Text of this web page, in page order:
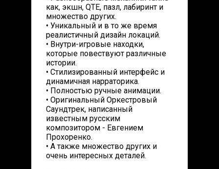
как, экшн, QTE, пазл, лабиринт и
множество других.
• Уникальный и в то же время
реалистичный дизайн локаций.
• Внутри-игровые находки,
которые повествуют различные
истории.
• Стилизированный интерфейс и
динамичная нарраторика.
• Полностью ручные анимации.
• Оригинальный Оркестровый
Саундтрек, написанный
известным русским
композитором - Евгением
Прохоренко.
• А также множество других и
очень интересных деталей.